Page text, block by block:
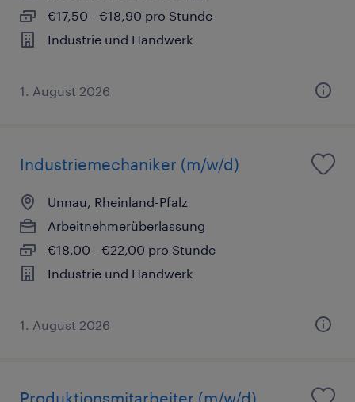
€17,50 - €18,90 pro Stunde
Industrie und Handwerk
1. August 2026
Industriemechaniker (m/w/d)
Unnau, Rheinland-Pfalz
Arbeitnehmerüberlassung
€18,00 - €22,00 pro Stunde
Industrie und Handwerk
1. August 2026
Produktionsmitarbeiter (m/w/d)